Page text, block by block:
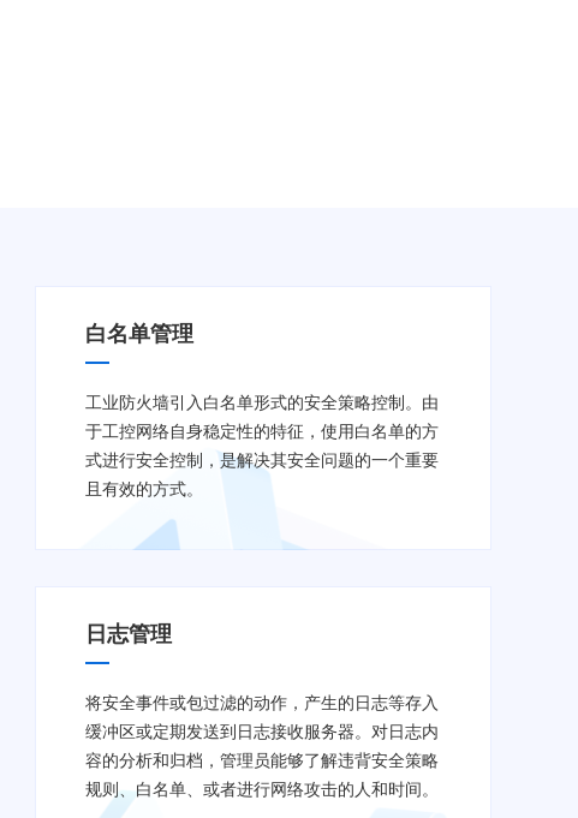
白名单管理
工业防火墙引入白名单形式的安全策略控制。由
于工控网络自身稳定性的特征，使用白名单的方
式进行安全控制，是解决其安全问题的一个重要
且有效的方式。
日志管理
将安全事件或包过滤的动作，产生的日志等存入
缓冲区或定期发送到日志接收服务器。对日志内
容的分析和归档，管理员能够了解违背安全策略
规则、白名单、或者进行网络攻击的人和时间。